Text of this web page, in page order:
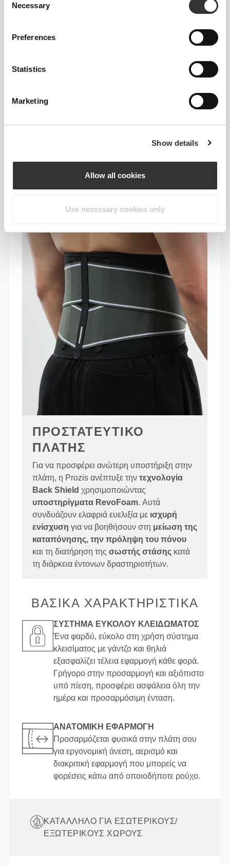
Selection
Necessary
Preferences
Statistics
Marketing
Show details
Allow all cookies
Use necessary cookies only
ζωής, τα προϊόντα Prozis συνδυάζουν προηγμένα
υλικά και ανατομικά σχέδια για να παρέχουν
περισσότερο. Ελαφριά, άνετα και διακριτικά, αυτά
σταθερότητας και σε κρατούν να κινείσαι με
αυτοπεποίθηση σε κάθε επανάληψη, άρση ή βήμα.
ξεπερνάς τα όριά σου χωρίς να θυσιάζεις την
ΤΕΧΝΟΛΟΓΊΑ
ΠΡΟΣΤΑΤΕΥΤΙΚΌ
ΠΛΆΤΗΣ
Για να προσφέρει ανώτερη υποστήριξη στην
πλάτη, η Prozis ανέπτυξε τηντεχνολογία
Back Shield χρησιμοποιώντας
υποστηρίγματα RevoFoam. Αυτά
συνδυάζουν ελαφριά ευελιξία με ισχυρή
ενίσχυση για να βοηθήσουν στη μείωση της
καταπόνησης, την πρόληψη του πόνου
και τη διατήρηση τηςσωστής στάσης κατά
τη διάρκεια έντονων δραστηριοτήτων.
ΒΑΣΙΚΑ ΧΑΡΑΚΤΗΡΙΣΤΙΚΑ
ΣΎΣΤΗΜΑ ΕΎΚΟΛΟΥ ΚΛΕΙΔΏΜΑΤΟΣ
Ένα φαρδύ, εύκολο στη χρήση σύστημα
κλεισίματος με γάντζο και θηλιά
εξασφαλίζει τέλεια εφαρμογή κάθε φορά.
Γρήγορο στην προσαρμογή και αξιόπιστο
υπό πίεση, προσφέρει ασφάλεια όλη την
ημέρα και προσαρμόσιμη ένταση.
ΑΝΑΤΟΜΙΚΉ ΕΦΑΡΜΟΓΉ
Προσαρμόζεται φυσικά στην πλάτη σου
για εργονομική άνεση, αερισμό και
διακριτική εφαρμογή που μπορείς να
φορέσεις κάτω από οποιοδήποτε ρούχο.
ΚΑΤΆΛΛΗΛΟ ΓΙΑ ΕΣΩΤΕΡΙΚΟΎΣ/
ΕΞΩΤΕΡΙΚΟΎΣ ΧΏΡΟΥΣ